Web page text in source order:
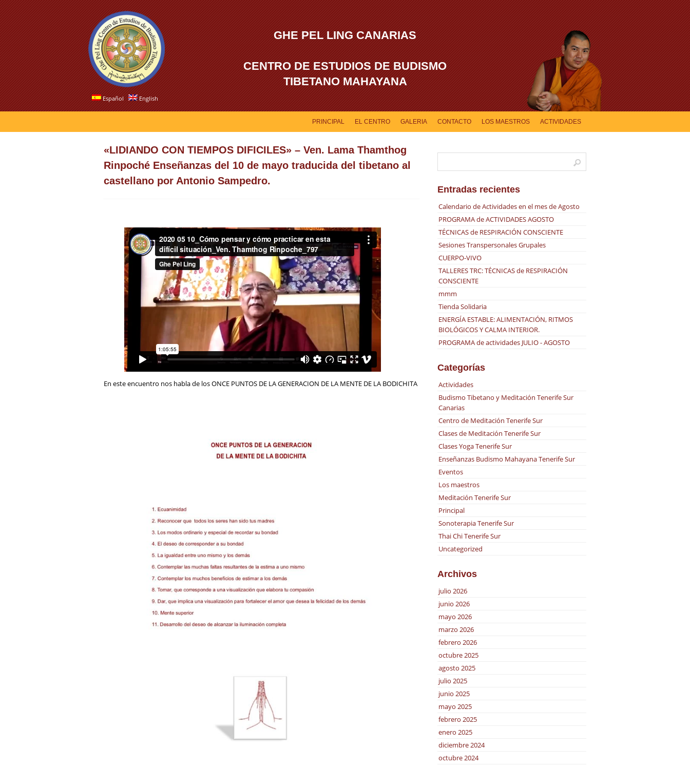
Español English
GHE PEL LING CANARIAS
CENTRO DE ESTUDIOS DE BUDISMO
TIBETANO MAHAYANA
PRINCIPAL EL CENTRO GALERIA CONTACTO LOS MAESTROS ACTIVIDADES
«LIDIANDO CON TIEMPOS DIFICILES» – Ven. Lama Thamthog
Rinpoché Enseñanzas del 10 de mayo traducida del tibetano al
castellano por Antonio Sampedro.
En este encuentro nos habla de los ONCE PUNTOS DE LA GENERACION DE LA MENTE DE LA BODICHITA
Entradas recientes
Calendario de Actividades en el mes de Agosto
PROGRAMA de ACTIVIDADES AGOSTO
TÉCNICAS de RESPIRACIÓN CONSCIENTE
Sesiones Transpersonales Grupales
CUERPO-VIVO
TALLERES TRC: TÉCNICAS de RESPIRACIÓN
CONSCIENTE
mmm
Tienda Solidaria
ENERGÍA ESTABLE: ALIMENTACIÓN, RITMOS
BIOLÓGICOS Y CALMA INTERIOR.
PROGRAMA de actividades JULIO - AGOSTO
Categorías
Actividades
Budismo Tibetano y Meditación Tenerife Sur
Canarias
Centro de Meditación Tenerife Sur
Clases de Meditación Tenerife Sur
Clases Yoga Tenerife Sur
Enseñanzas Budismo Mahayana Tenerife Sur
Eventos
Los maestros
Meditación Tenerife Sur
Principal
Sonoterapia Tenerife Sur
Thai Chi Tenerife Sur
Uncategorized
Archivos
julio 2026
junio 2026
mayo 2026
marzo 2026
febrero 2026
octubre 2025
agosto 2025
julio 2025
junio 2025
mayo 2025
febrero 2025
enero 2025
diciembre 2024
octubre 2024